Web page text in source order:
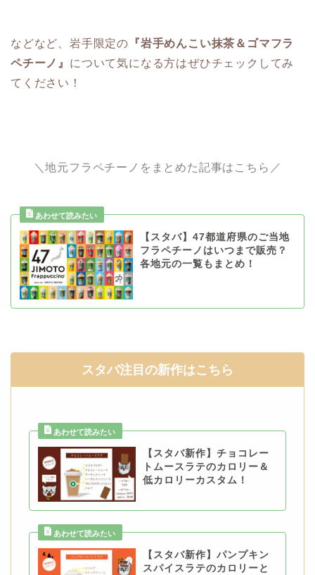
などなど、岩手限定の 『岩手めんこい抹茶＆ゴマフラ
ペチーノ』 について気になる方はぜひチェックしてみ
てください！
＼地元フラペチーノをまとめた記事はこちら／
【スタバ】47都道府県のご当地
フラペチーノはいつまで販売？
各地元の一覧もまとめ！
スタバ注目の新作はこちら
【スタバ新作】チョコレー
トムースラテのカロリー＆
低カロリーカスタム！
【スタバ新作】パンプキン
スパイスラテのカロリーと